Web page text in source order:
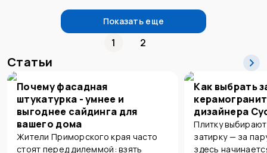
Показать еще
1 2
Статьи
Почему фасадная
штукатурка - умнее и
выгоднее сайдинга для
вашего дома
Жители Приморского края часто
стоят перед дилеммой: взять
Как выбрать
дизайнера
Плитку
затирку — за
здесь